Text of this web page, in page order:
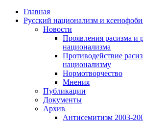
Главная
Русский национализм и
Новости
Проявления расизма и
национализма
Противодействие
национализму
Нормотворчество
Мнения
Публикации
Документы
Архив
Антисемитизм 2003-